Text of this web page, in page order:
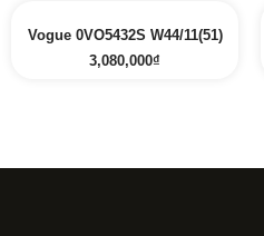
Vogue 0VO5432S W44/11(51)
3,080,000₫